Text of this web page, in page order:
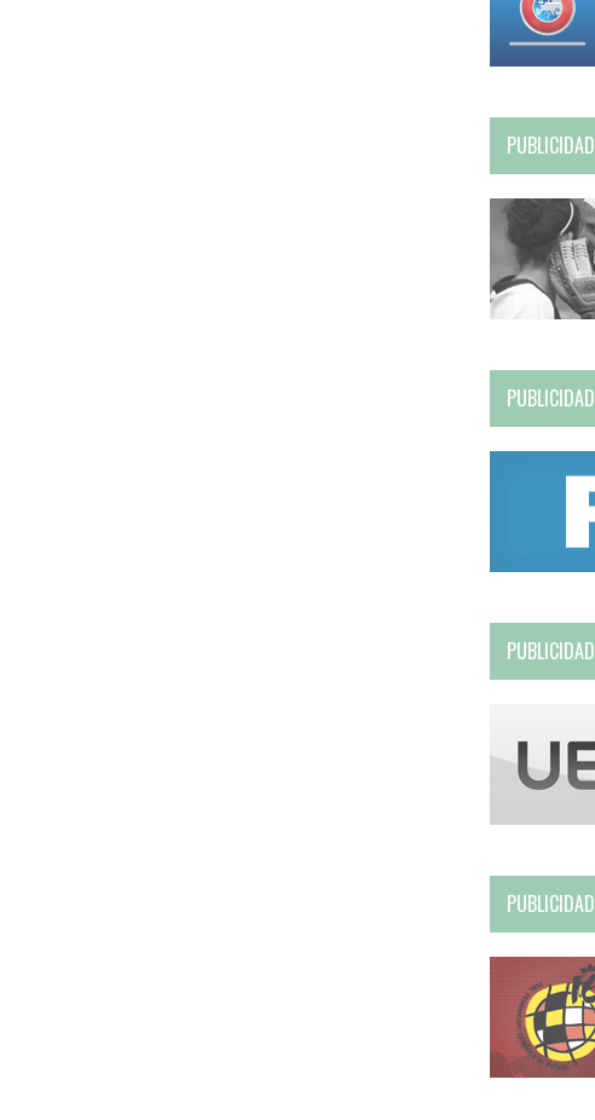
PUBLICIDAD
PUBLICIDAD
PUBLICIDAD
PUBLICIDAD